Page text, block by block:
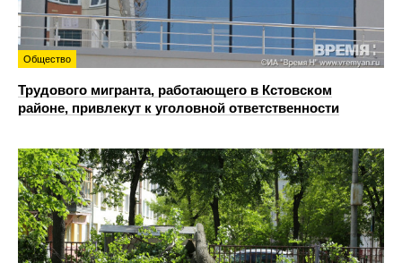
Общество
Трудового мигранта, работающего в Кстовском
районе, привлекут к уголовной ответственности